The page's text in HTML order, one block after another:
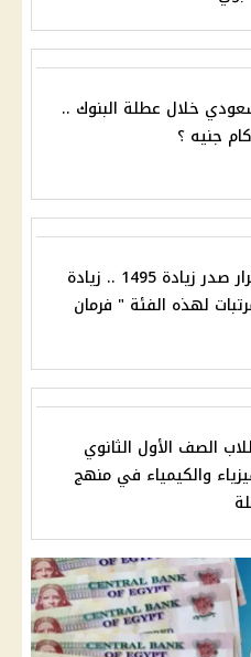
خلال عطلة البنوك ..
جنيه ؟
الف مبروك القرار صدر زيادة 1495 .. زيادة
لهذه الفئة " فرمان
الصف الأول الثانوي
والكيمياء في منهج